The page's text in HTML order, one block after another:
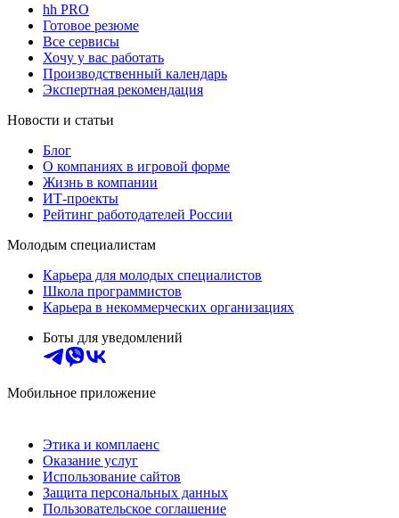
hh PRO
Готовое резюме
Все сервисы
Хочу у вас работать
Производственный календарь
Экспертная рекомендация
Новости и статьи
Блог
О компаниях в игровой форме
Жизнь в компании
ИТ-проекты
Рейтинг работодателей России
Молодым специалистам
Карьера для молодых специалистов
Школа программистов
Карьера в некоммерческих организациях
Боты для уведомлений
Мобильное приложение
Этика и комплаенс
Оказание услуг
Использование сайтов
Защита персональных данных
Пользовательское соглашение